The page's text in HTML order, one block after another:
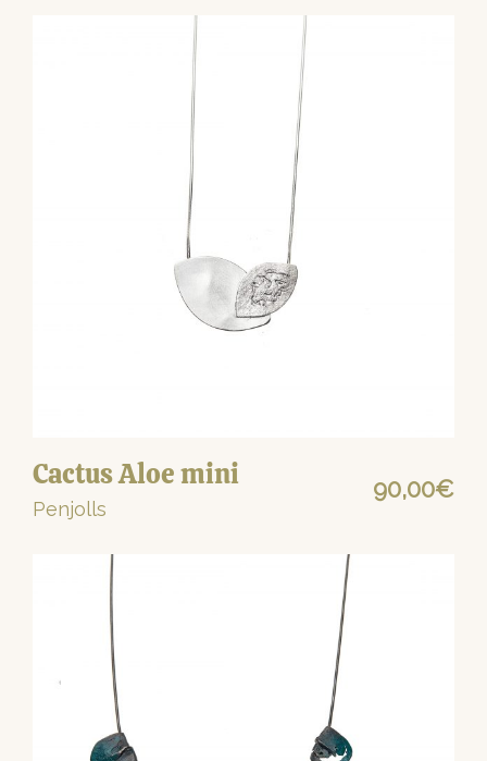
Cactus Aloe mini
Penjolls
90,00€